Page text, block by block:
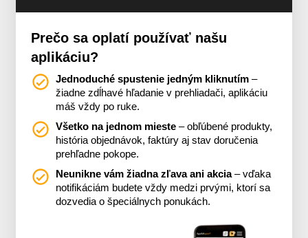
Prečo sa oplatí používať našu
aplikáciu?
Jednoduché spustenie jedným kliknutím –
žiadne zdĺhavé hľadanie v prehliadači, aplikáciu
máš vždy po ruke.
Všetko na jednom mieste – obľúbené produkty,
história objednávok, faktúry aj stav doručenia
prehľadne pokope.
Neunikne vám žiadna zľava ani akcia– vďaka
notifikáciám budete vždy medzi prvými, ktorí sa
dozvedia o špeciálnych ponukách.